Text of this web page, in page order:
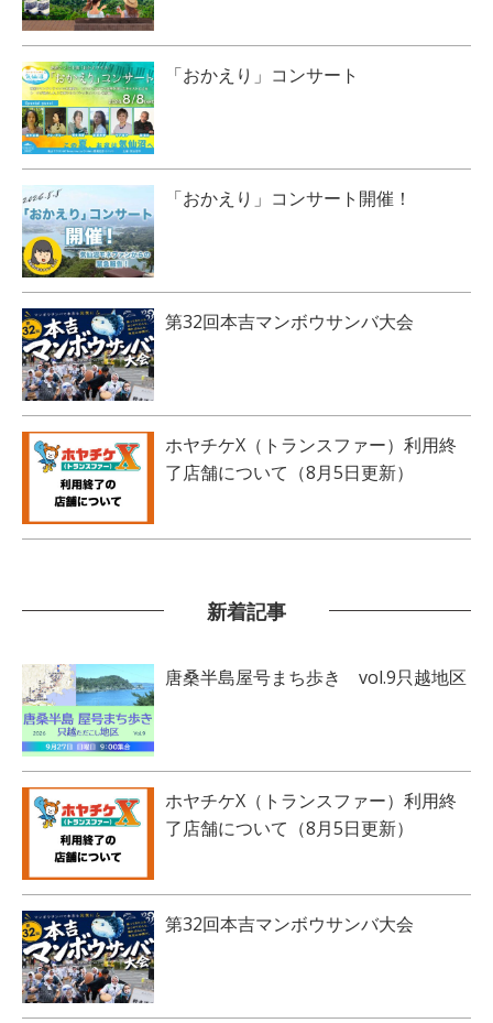
「おかえり」コンサート
「おかえり」コンサート開催！
第32回本吉マンボウサンバ大会
ホヤチケX（トランスファー）利用終
了店舗について（8月5日更新）
新着記事
唐桑半島屋号まち歩き vol.9只越地区
ホヤチケX（トランスファー）利用終
了店舗について（8月5日更新）
第32回本吉マンボウサンバ大会